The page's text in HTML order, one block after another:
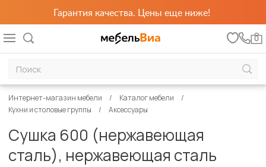
Гарантия качества. Цены еще ниже!
0
Интернет-магазин мебели
Каталог мебели
Кухни и столовые группы
Аксессуары
Сушка 600 (нержавеющая
сталь), нержавеющая сталь